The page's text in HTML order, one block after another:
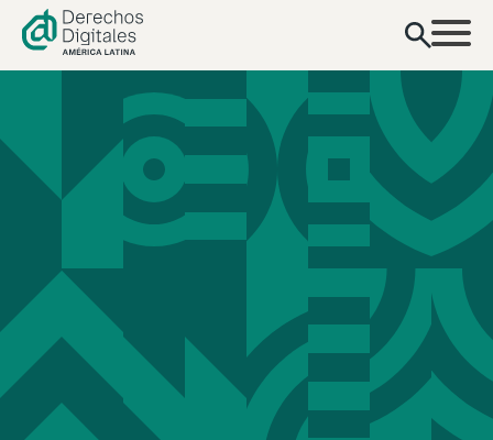
contenido